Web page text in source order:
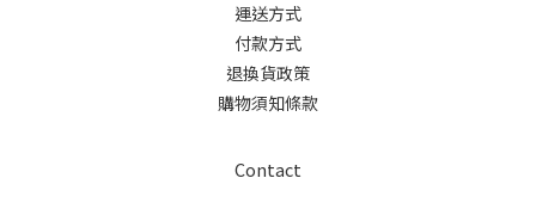
運送方式
付款方式
退換貨政策
購物須知條款
Contact